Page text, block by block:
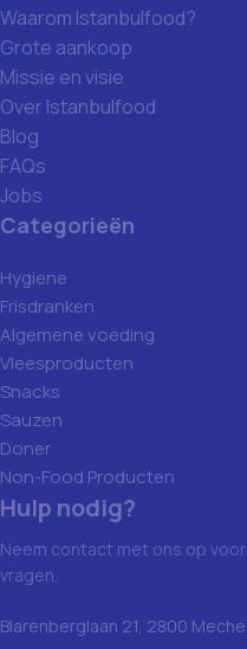
Waarom Istanbulfood?
Grote aankoop
Missie en visie
Over Istanbulfood
Blog
FAQs
Jobs
Categorieën
Hygiene
Frisdranken
Algemene voeding
Vleesproducten
Snacks
Sauzen
Doner
Non-Food Producten
Hulp nodig?
Neem contact met ons op
vragen.
Blarenberglaan 21, 2800